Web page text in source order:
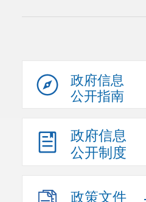
政府信息
公开指南
政府信息
公开制度
政策文件